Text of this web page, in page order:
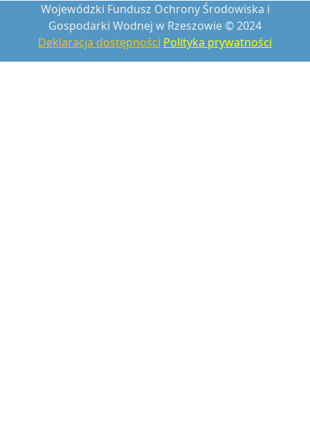
Wojewódzki Fundusz Ochrony Środowiska i
Gospodarki Wodnej w Rzeszowie © 2024
Deklaracja dostępności Polityka prywatności